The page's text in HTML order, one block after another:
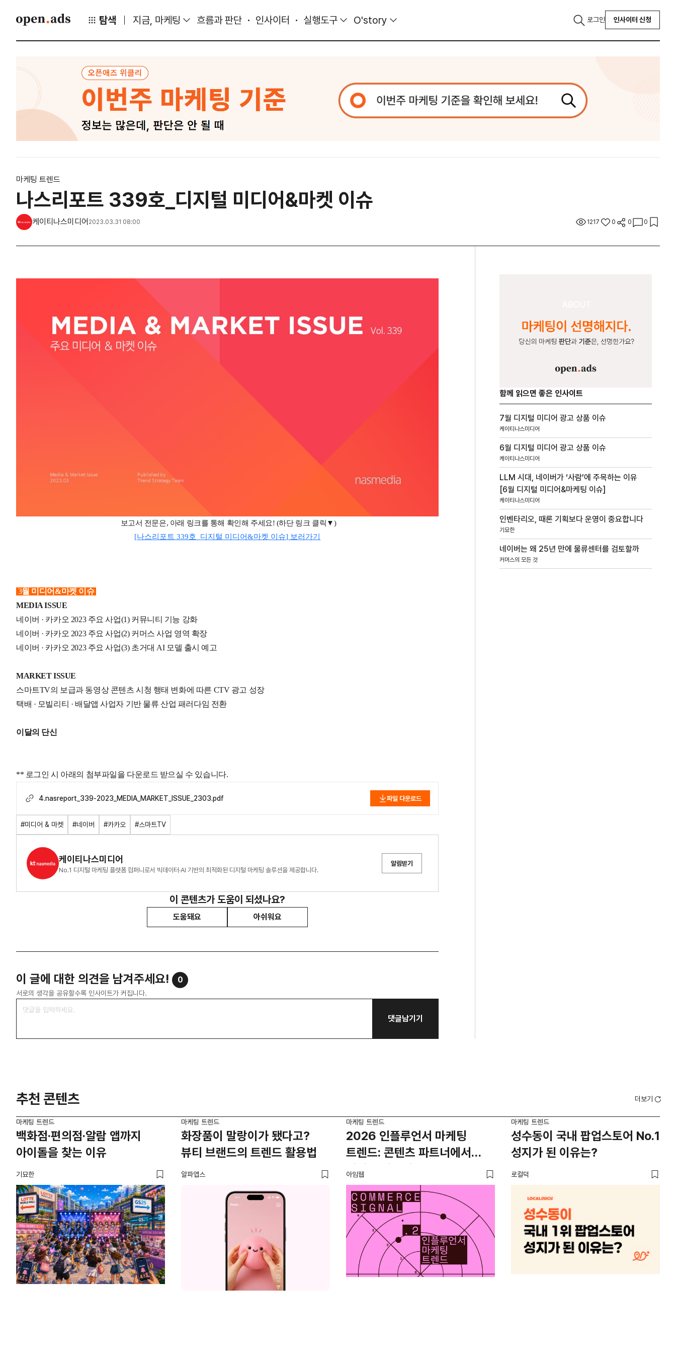
탐색 지금, 마케팅 흐름과 판단 인사이터 실행도구 O'story 로그인 인사이터 신청
마케팅 트렌드
나스리포트 339호_디지털 미디어&마켓 이슈
케이티나스미디어 2023.03.31 08:00 1217 0 0 0
보고서 전문은, 아래 링크를 통해 확인해 주세요! (하단 링크 클릭▼)
[나스리포트 339호 디지털 미디어&마켓 이슈] 보러가기
3월 미디어&마켓 이슈
MEDIA ISSUE
네이버 · 카카오 2023 주요 사업(1) 커뮤니티 기능 강화
네이버 · 카카오 2023 주요 사업(2) 커머스 사업 영역 확장
네이버 · 카카오 2023 주요 사업(3) 초거대 AI 모델 출시 예고
MARKET ISSUE
스마트TV의 보급과 동영상 콘텐츠 시청 행태 변화에 따른 CTV 광고 성장
택배 · 모빌리티 · 배달앱 사업자 기반 물류 산업 패러다임 전환
이달의 단신
** 로그인 시 아래의 첨부파일을 다운로드 받으실 수 있습니다.
4.nasreport_339-2023_MEDIA_MARKET_ISSUE_2303.pdf 파일 다운로드
#미디어 & 마켓 #네이버 #카카오 #스마트TV
케이티나스미디어
No.1 디지털 마케팅 플랫폼 컴퍼니로서 빅데이터·AI 기반의 최적화된 디지털 마케팅 솔루션을 제공합니다.
알림받기
이 콘텐츠가 도움이 되셨나요?
도움돼요 아쉬워요
이 글에 대한 의견을 남겨주세요! 0
서로의 생각을 공유할수록 인사이트가 커집니다.
댓글남기기
함께 읽으면 좋은 인사이트
7월 디지털 미디어 광고 상품 이슈
케이티나스미디어
6월 디지털 미디어 광고 상품 이슈
케이티나스미디어
LLM 시대, 네이버가 ‘사람’에 주목하는 이유
[6월 디지털 미디어&마케팅 이슈]
케이티나스미디어
인벤타리오, 때론 기획보다 운영이 중요합니다
기묘한
네이버는 왜 25년 만에 물류센터를 검토할까
커머스의 모든 것
추천 콘텐츠 더보기
마케팅 트렌드
백화점·편의점·알람 앱까지
아이돌을 찾는 이유
기묘한
마케팅 트렌드
화장품이 말랑이가 됐다고?
뷰티 브랜드의 트렌드 활용법
알파앱스
마케팅 트렌드
2026 인플루언서 마케팅
트렌드: 콘텐츠 파트너에서
커머스 파트너로
아임웹
마케팅 트렌드
성수동이 국내 팝업스토어 No.1
성지가 된 이유는?
로컬덕